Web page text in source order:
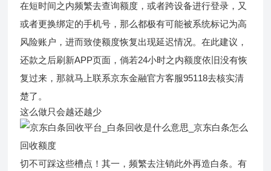
在短时间之内频繁去查询额度，或者跨设备进行登录，又
或者更换绑定的手机号，那么都极有可能被系统标记为高
风险账户，进而致使额度恢复出现延迟情况。在此建议，
还款之后刷新APP页面，倘若24小时之内额度依旧没有恢
复过来，那就马上联系京东金融官方客服95118去核实清
楚了。
这么做只会越还越少
切不可踩这些槽点！其一，频繁去注销此外再造白条。有